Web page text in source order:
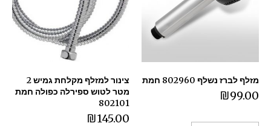
מזלף לברז נשלף 802960 חמת
₪99.00
צינור למזלף מקלחת גמיש 2
מטר לטוש ספירלה כפולה חמת
802101
₪145.00